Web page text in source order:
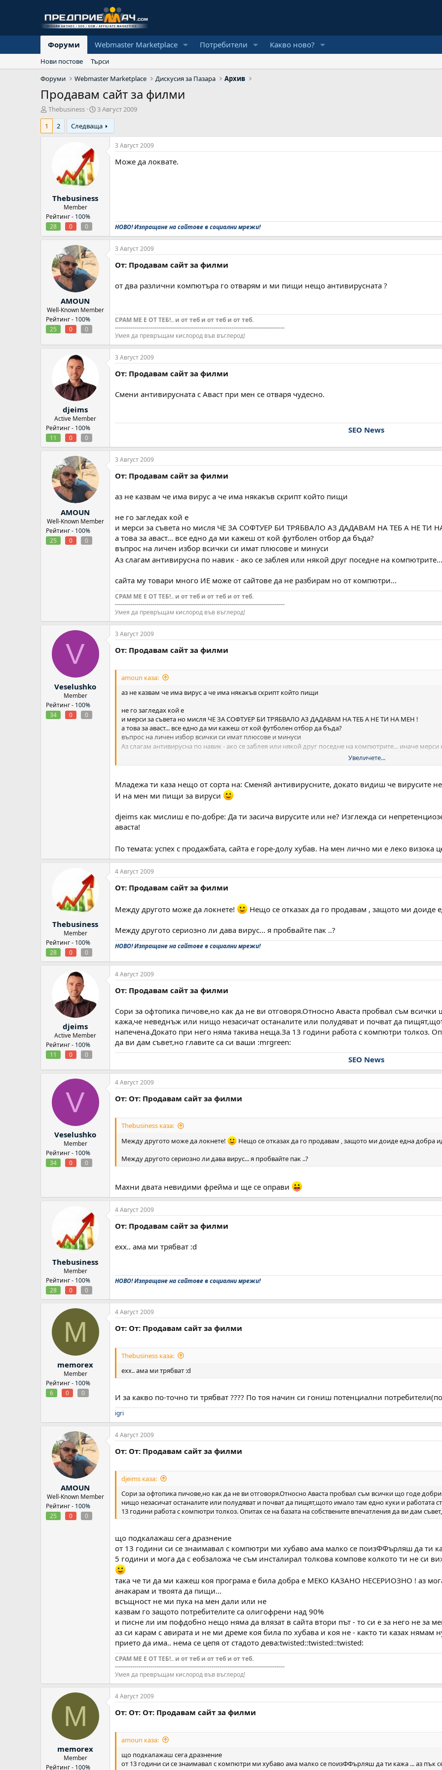
Форуми Webmaster Marketplace Потребители Какво ново?
Нови постове
Търси
Форуми
Webmaster Marketplace Дискусия за Пазара Архив
Продавам сайт за филми
А
в
о
Thebusiness
Н
а
ч
а
а
3 Август 2009
1
2 Следваща
Thebusiness
Member
Рейтинг - 100%
28
0 0
3 Август 2009
Може да локвате.
НОВО! Изпращане на сайтове в социални мрежи!
AMOUN
Well-Known Member
Рейтинг - 100%
25
0 0
3 Август 2009
От: Продавам сайт за филми
от два различни компютъра го отварям и ми пищи нещо антивирусната ?
СРАМ МЕ Е ОТ ТЕБ!.. и от теб и от теб и от теб.
--------------------------------------------------------------------------------------
Умея да превръщам кислород във въглерод!
djeims
Active Member
Рейтинг - 100%
11
0 0
3 Август 2009
От: Продавам сайт за филми
Смени антивирусната с Аваст при мен се отваря чудесно.
SEO News
AMOUN
Well-Known Member
Рейтинг - 100%
25
0 0
3 Август 2009
От: Продавам сайт за филми
аз не казвам че има вирус а че има някакъв скрипт който пищи
не го загледах кой е
и мерси за съвета но мисля ЧЕ ЗА СОФТУЕР БИ ТРЯБВАЛО АЗ ДАДАВАМ НА ТЕБ А НЕ ТИ
а това за аваст... все едно да ми кажеш от кой футболен отбор да бъда?
въпрос на личен избор всички си имат плюсове и минуси
Аз слагам антивирусна по навик - ако се заблея или някой друг поседне на
сайта му товари много ИЕ може от сайтове да не разбирам но от компютри...
СРАМ МЕ Е ОТ ТЕБ!.. и от теб и от теб и от теб.
--------------------------------------------------------------------------------------
Умея да превръщам кислород във въглерод!
V
Veselushko
Member
Рейтинг - 100%
34
0 0
3 Август 2009
От: Продавам сайт за филми
amoun каза:
аз не казвам че има вирус а че има някакъв скрипт който пищи
не го загледах кой е
и мерси за съвета но мисля ЧЕ ЗА СОФТУЕР БИ ТРЯБВАЛО АЗ ДАДАВАМ НА ТЕБ А НЕ ТИ НА МЕН !
а това за аваст... все едно да ми кажеш от кой футболен отбор да бъда?
въпрос на личен избор всички си имат плюсове и минуси
Аз слагам антивирусна по навик - ако се заблея или някой друг поседне на компютрите... иначе
сайта му товари много ИЕ може от сайтове да не разбирам но от компютри...
Увеличете...
Младежа ти каза нещо от сорта на: Сменяй антивирусните, докато видиш че вирусите не
И на мен ми пищи за вируси
djeims как мислиш е по-добре: Да ти засича вирусите или не? Изглежда си
аваста!
По темата: успех с продажбата, сайта е горе-долу хубав. На мен лично ми е леко визока
Thebusiness
Member
Рейтинг - 100%
28
0 0
4 Август 2009
От: Продавам сайт за филми
Между другото може да локнете! Нещо се отказах да го продавам , защото ми доиде
Между другото сериозно ли дава вирус... я пробвайте пак ..?
НОВО! Изпращане на сайтове в социални мрежи!
djeims
Active Member
Рейтинг - 100%
11
0 0
4 Август 2009
От: Продавам сайт за филми
Сори за офтопика пичове,но как да не ви отговоря.Относно Аваста пробвал съм
кажа,че неведнъж или нищо незасичат останалите или полудяват и почват да
напечена.Докато при него няма такива неща.За 13 години работа с компютри толкоз.
да ви дам съвет,но главите са си ваши :mrgreen:
SEO News
V
Veselushko
Member
Рейтинг - 100%
34
0 0
4 Август 2009
От: От: Продавам сайт за филми
Thebusiness каза:
Между другото може да локнете!
Нещо се отказах да го продавам , защото ми доиде една добра
Между другото сериозно ли дава вирус... я пробвайте пак ..?
Махни двата невидими фрейма и ще се оправи
Thebusiness
Member
Рейтинг - 100%
28
0 0
4 Август 2009
От: Продавам сайт за филми
ехх.. ама ми трябват :d
НОВО! Изпращане на сайтове в социални мрежи!
M
memorex
Member
Рейтинг - 100%
6
0 0
4 Август 2009
От: От: Продавам сайт за филми
Thebusiness каза:
ехх.. ама ми трябват :d
И за какво по-точно ти трябват ???? По тоя начин си гониш потенциални
igri
AMOUN
Well-Known Member
Рейтинг - 100%
25
0 0
4 Август 2009
От: От: Продавам сайт за филми
djeims каза:
Сори за офтопика пичове,но как да не ви отговоря.Относно Аваста пробвал съм всички що годе
нищо незасичат останалите или полудяват и почват да пищят,щото имало там едно куки и работата
13 години работа с компютри толкоз. Опитах се на базата на собствените впечатления да ви дам
що подкалажаш сега дразнение
от 13 години си се знаимавал с компютри ми хубаво ама малко се поизФФърляш да ти
5 години и мога да с еобзаложа че съм инсталирал толкова компове колкото ти не си
така че ти да ми кажеш коя програма е била добра е МЕКО КАЗАНО НЕСЕРИОЗНО ! аз
анакарам и твоята да пищи...
всъщност не ми пука на мен дали или не
казвам го защото потребителите са олигофрени над 90%
и писне ли им пофдобно нещо няма да влязат в сайта втори път - то си е за него не за
аз си карам с авирата и не ми дреме коя била по хубава и коя не - както ти казах
прието да има.. нема се цепя от стадото дева:twisted::twisted::twisted:
СРАМ МЕ Е ОТ ТЕБ!.. и от теб и от теб и от теб.
--------------------------------------------------------------------------------------
Умея да превръщам кислород във въглерод!
M
memorex
Member
Рейтинг - 100%
4 Август 2009
От: От: От: Продавам сайт за филми
amoun каза:
що подкалажаш сега дразнение
от 13 години си се знаимавал с компютри ми хубаво ама малко се поизФФърляш да ти кажа ... аз пък